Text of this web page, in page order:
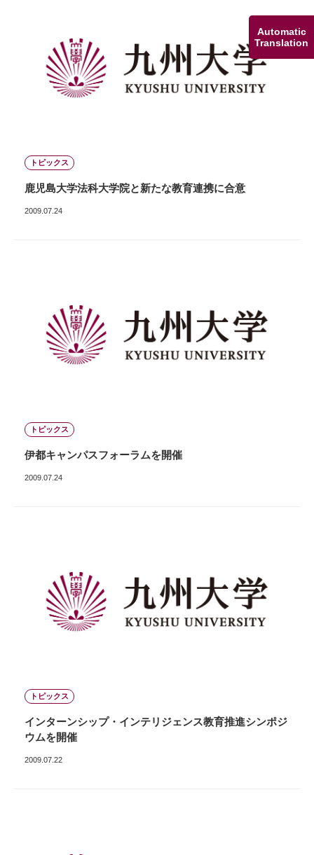
Automatic
Translation
トピックス
鹿児島大学法科大学院と新たな教育連携に合意
2009.07.24
トピックス
伊都キャンパスフォーラムを開催
2009.07.24
トピックス
インターンシップ・インテリジェンス教育推進シンポジ
ウムを開催
2009.07.22